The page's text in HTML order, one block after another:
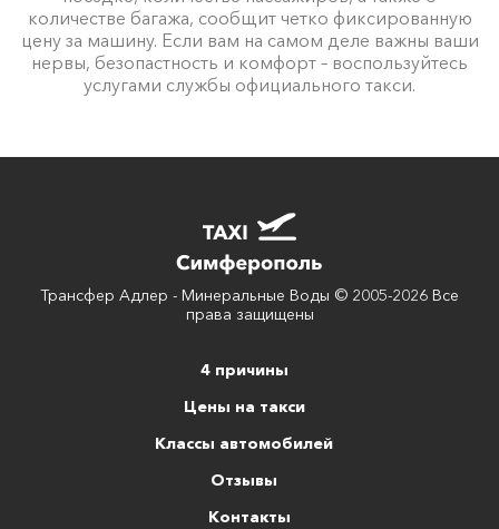
количестве багажа, сообщит четко фиксированную
цену за машину. Если вам на самом деле важны ваши
нервы, безопастность и комфорт – воспользуйтесь
услугами службы официального такси.
Трансфер Адлер - Минеральные Воды © 2005-2026 Все
права защищены
4 причины
Цены на такси
Классы автомобилей
Отзывы
Контакты